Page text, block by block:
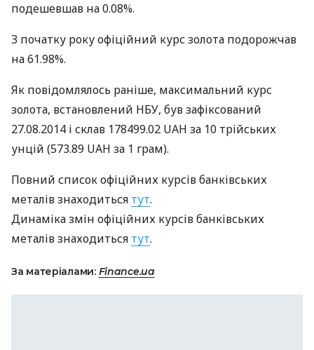
подешевшав на 0.08%.
З початку року офіційний курс золота подорожчав
на 61.98%.
Як повідомлялось раніше, максимальний курс
золота, встановлений НБУ, був зафіксований
27.08.2014 і склав 178499.02 UAH за 10 трiйських
унцій (573.89 UAH за 1 грам).
Повний список офіційних курсів банківських
металів знаходиться тут.
Динаміка змін офіційних курсів банківських
металів знаходиться тут.
За матеріалами: Finance.ua